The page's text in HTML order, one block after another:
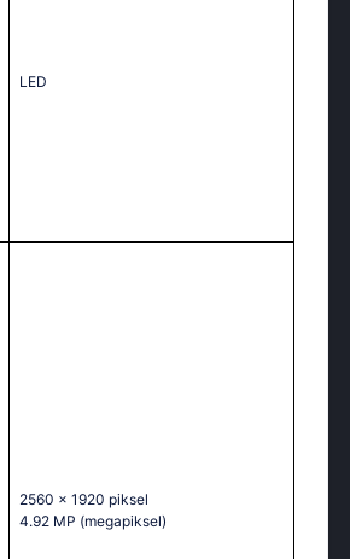
LED
2560 x 1920 piksel
4.92 MP (megapiksel)